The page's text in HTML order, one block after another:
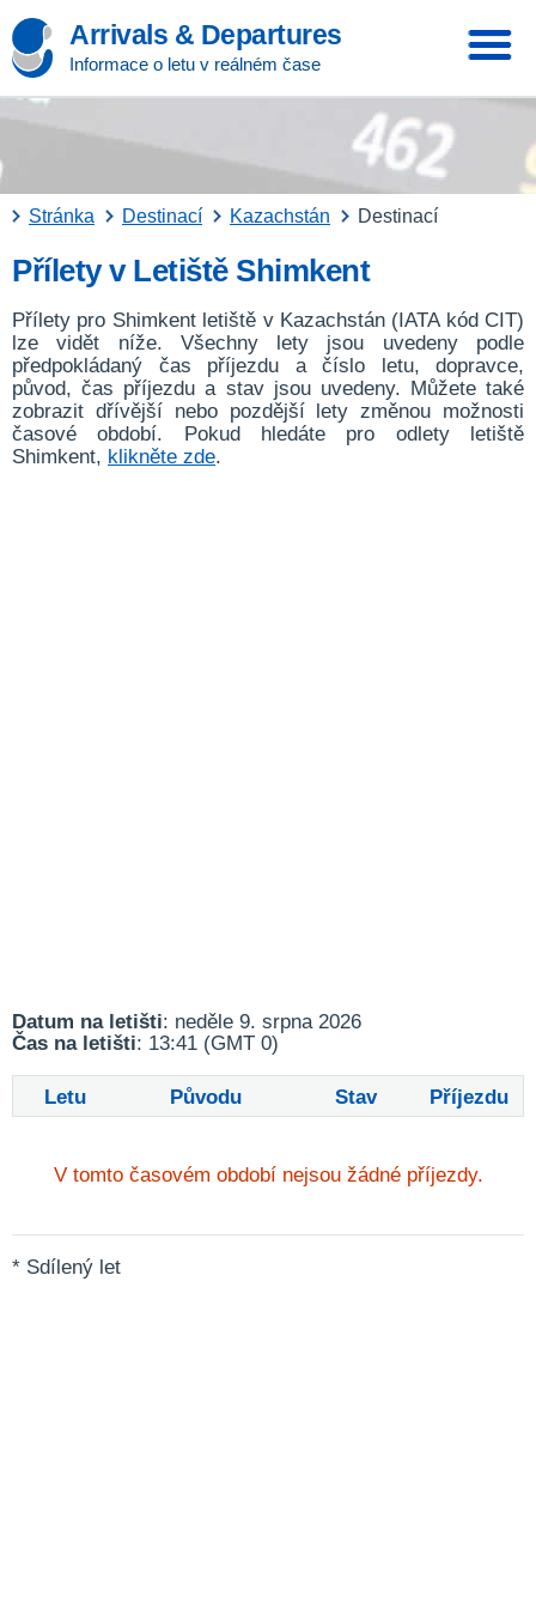
Arrivals & Departures
Informace o letu v reálném čase
Stránka Destinací Kazachstán Destinací
Přílety v Letiště Shimkent
Přílety pro Shimkent letiště v Kazachstán (IATA kód CIT)
lze vidět níže. Všechny lety jsou uvedeny podle
předpokládaný čas příjezdu a číslo letu, dopravce,
původ, čas příjezdu a stav jsou uvedeny. Můžete také
zobrazit dřívější nebo pozdější lety změnou možnosti
časové období. Pokud hledáte pro odlety letiště
Shimkent, klikněte zde.
Datum na letišti: neděle 9. srpna 2026
Čas na letišti: 13:41 (GMT 0)
Letu Původu Stav Příjezdu
V tomto časovém období nejsou žádné příjezdy.
* Sdílený let